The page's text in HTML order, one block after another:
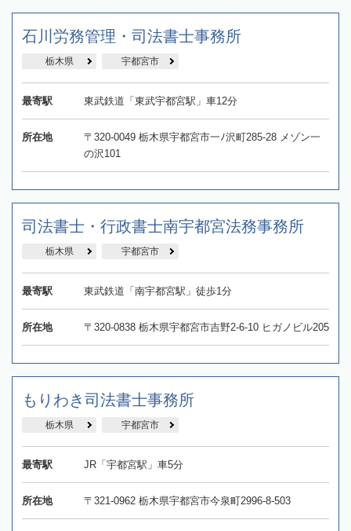
石川労務管理・司法書士事務所
栃木県 宇都宮市
最寄駅 東武鉄道「東武宇都宮駅」車12分
所在地
〒320-0049 栃木県宇都宮市一ﾉ沢町285-28 メゾン一
の沢101
司法書士・行政書士南宇都宮法務事務所
栃木県 宇都宮市
最寄駅 東武鉄道「南宇都宮駅」徒歩1分
所在地 〒320-0838 栃木県宇都宮市吉野2-6-10 ヒガノビル205
もりわき司法書士事務所
栃木県 宇都宮市
最寄駅 JR「宇都宮駅」車5分
所在地 〒321-0962 栃木県宇都宮市今泉町2996-8-503